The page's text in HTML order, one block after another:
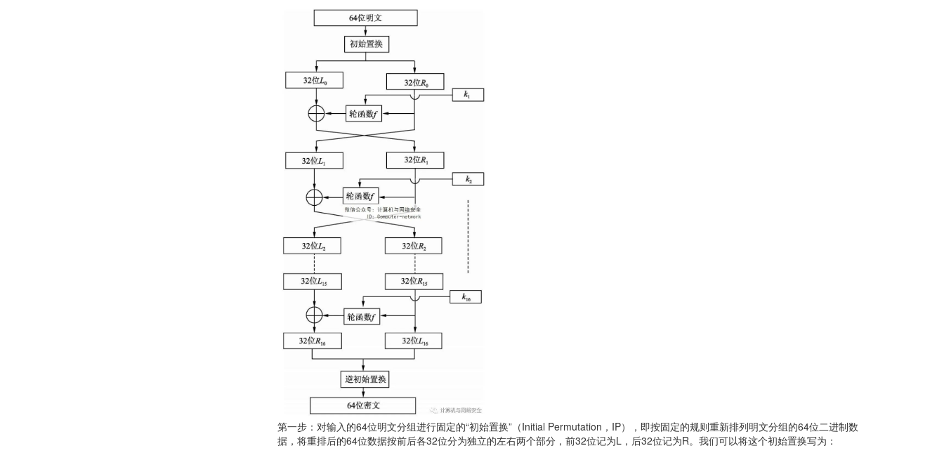
第一步：对输入的64位明文分组进行固定的“初始置换”（Initial Permutation，IP），即按固定的规则重新排列明文分组的64位二进制数
据，将重排后的64位数据按前后各32位分为独立的左右两个部分，前32位记为L，后32位记为R。我们可以将这个初始置换写为：